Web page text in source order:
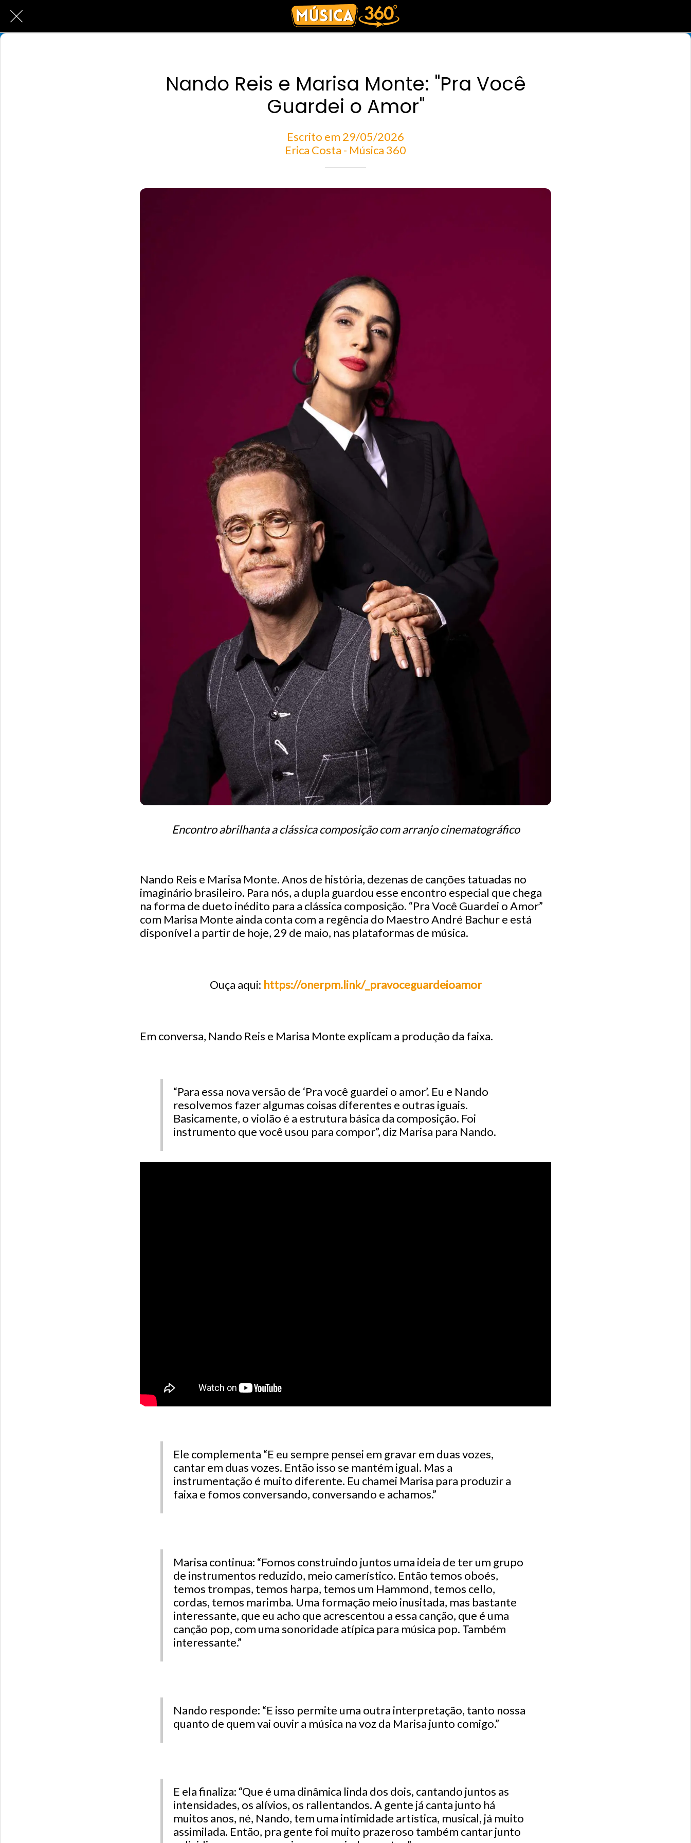
Nando Reis e Marisa Monte: "Pra Você
Guardei o Amor"
Escrito em 29/05/2026
Erica Costa - Música 360
Encontro abrilhanta a clássica composição com arranjo cinematográfico
Nando Reis e Marisa Monte. Anos de história, dezenas de canções tatuadas no
imaginário brasileiro. Para nós, a dupla guardou esse encontro especial que chega
na forma de dueto inédito para a clássica composição. “Pra Você Guardei o Amor”
com Marisa Monte ainda conta com a regência do Maestro André Bachur e está
disponível a partir de hoje, 29 de maio, nas plataformas de música.
Ouça aqui: https://onerpm.link/_pravoceguardeioamor
Em conversa, Nando Reis e Marisa Monte explicam a produção da faixa.
“Para essa nova versão de ‘Pra você guardei o amor’. Eu e Nando
resolvemos fazer algumas coisas diferentes e outras iguais.
Basicamente, o violão é a estrutura básica da composição. Foi
instrumento que você usou para compor”, diz Marisa para Nando.
Ele complementa “E eu sempre pensei em gravar em duas vozes,
cantar em duas vozes. Então isso se mantém igual. Mas a
instrumentação é muito diferente. Eu chamei Marisa para produzir a
faixa e fomos conversando, conversando e achamos.”
Marisa continua: “Fomos construindo juntos uma ideia de ter um grupo
de instrumentos reduzido, meio camerístico. Então temos oboés,
temos trompas, temos harpa, temos um Hammond, temos cello,
cordas, temos marimba. Uma formação meio inusitada, mas bastante
interessante, que eu acho que acrescentou a essa canção, que é uma
canção pop, com uma sonoridade atípica para música pop. Também
interessante.”
Nando responde: “E isso permite uma outra interpretação, tanto nossa
quanto de quem vai ouvir a música na voz da Marisa junto comigo.”
E ela finaliza: “Que é uma dinâmica linda dos dois, cantando juntos as
intensidades, os alívios, os rallentandos. A gente já canta junto há
muitos anos, né, Nando, tem uma intimidade artística, musical, já muito
assimilada. Então, pra gente foi muito prazeroso também cantar junto